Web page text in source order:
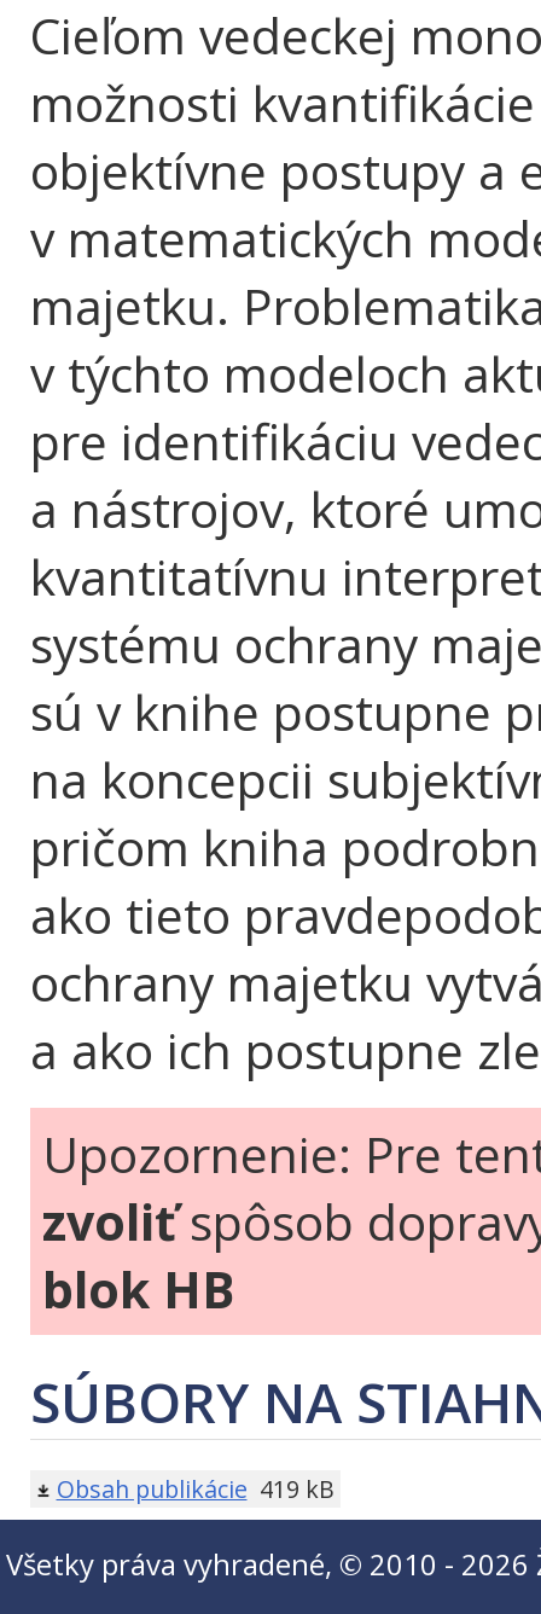
Cieľom vedeckej
možnosti
objektívne postupy a
v matematických
majetku.
v týchto modeloch
pre identifikáciu
a nástrojov, ktoré
kvantitatívnu
systému ochrany
sú v knihe postupne
na koncepcii
pričom kniha
ako tieto
ochrany majetku
a ako ich postupne
Upozornenie: Pre
zvoliťspôsob
blok HB
SÚBORY NA
Obsah publikácie 419 kB
Všetky práva vyhradené, © 2010 -